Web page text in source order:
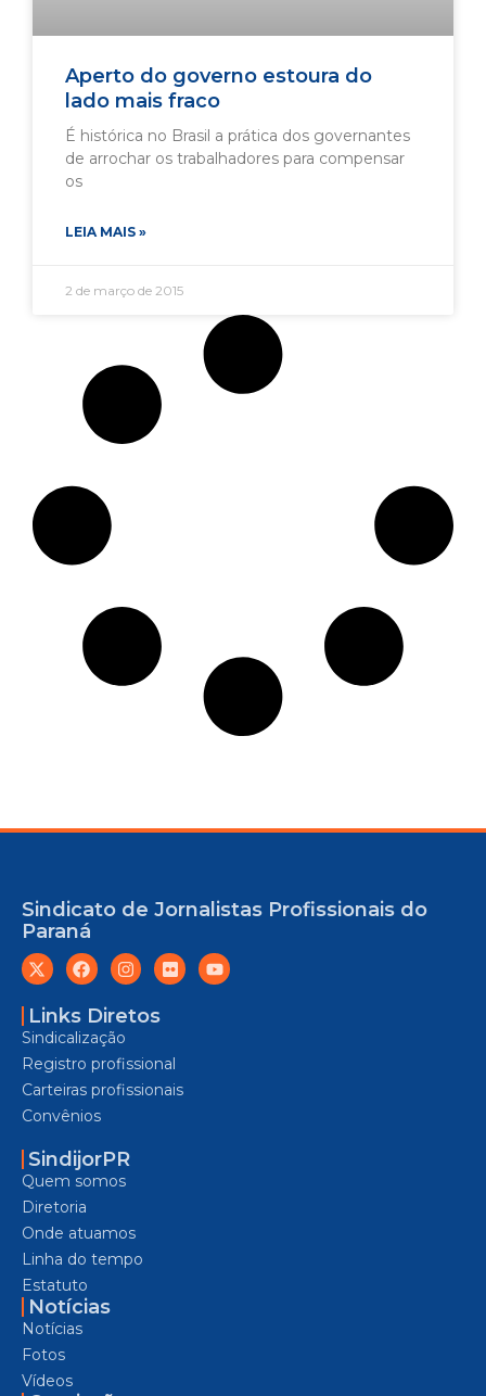
Aperto do governo estoura do
lado mais fraco
É histórica no Brasil a prática dos governantes
de arrochar os trabalhadores para compensar
os
LEIA MAIS »
2 de março de 2015
Sindicato de Jornalistas Profissionais do
Paraná
Links Diretos
Sindicalização
Registro profissional
Carteiras profissionais
Convênios
SindijorPR
Quem somos
Diretoria
Onde atuamos
Linha do tempo
Estatuto
Notícias
Notícias
Fotos
Vídeos